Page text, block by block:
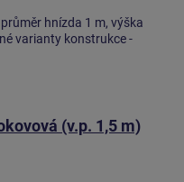
hnízda 1 m, výška
varianty konstrukce -
(v.p. 1,5 m)